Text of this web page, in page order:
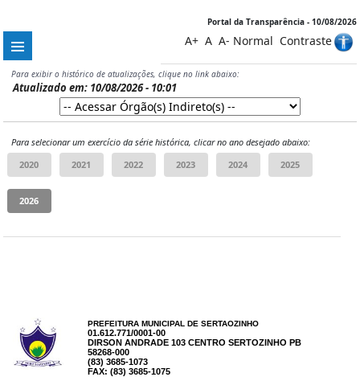
Portal da Transparência - 10/08/2026
A+ A A- Normal Contraste
Para exibir o histórico de atualizações, clique no link abaixo:
Atualizado em: 10/08/2026 - 10:01
Para selecionar um exercício da série histórica, clicar no ano desejado abaixo:
PREFEITURA MUNICIPAL DE SERTAOZINHO
01.612.771/0001-00
DIRSON ANDRADE 103 CENTRO SERTOZINHO PB
58268-000
(83) 3685-1073
FAX: (83) 3685-1075